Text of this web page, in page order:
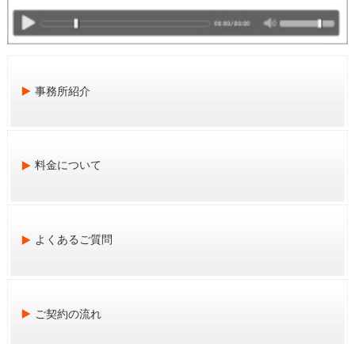
事務所紹介
料金について
よくあるご質問
ご契約の流れ